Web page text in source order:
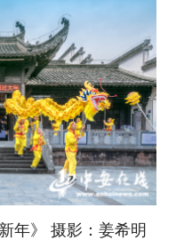
》 摄影：姜希明